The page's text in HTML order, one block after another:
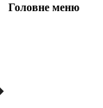
Головне меню